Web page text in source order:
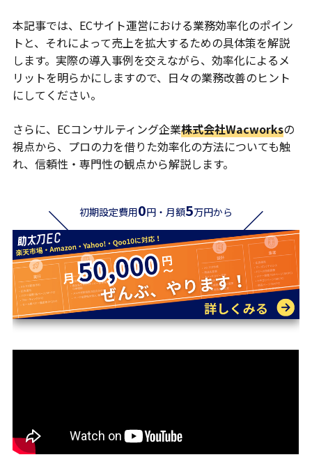
本記事では、ECサイト運営における業務効率化のポイン
トと、それによって売上を拡大するための具体策を解説
します。実際の導入事例を交えながら、効率化によるメ
リットを明らかにしますので、日々の業務改善のヒント
にしてください。
さらに、ECコンサルティング企業株式会社Wacworksの
視点から、プロの力を借りた効率化の方法についても触
れ、信頼性・専門性の観点から解説します。
初期設定費用0円・月額5万円から